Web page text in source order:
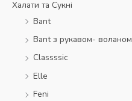
Халати та Сукні
Bant
Bant з рукавом- воланом
Classssic
Elle
Feni